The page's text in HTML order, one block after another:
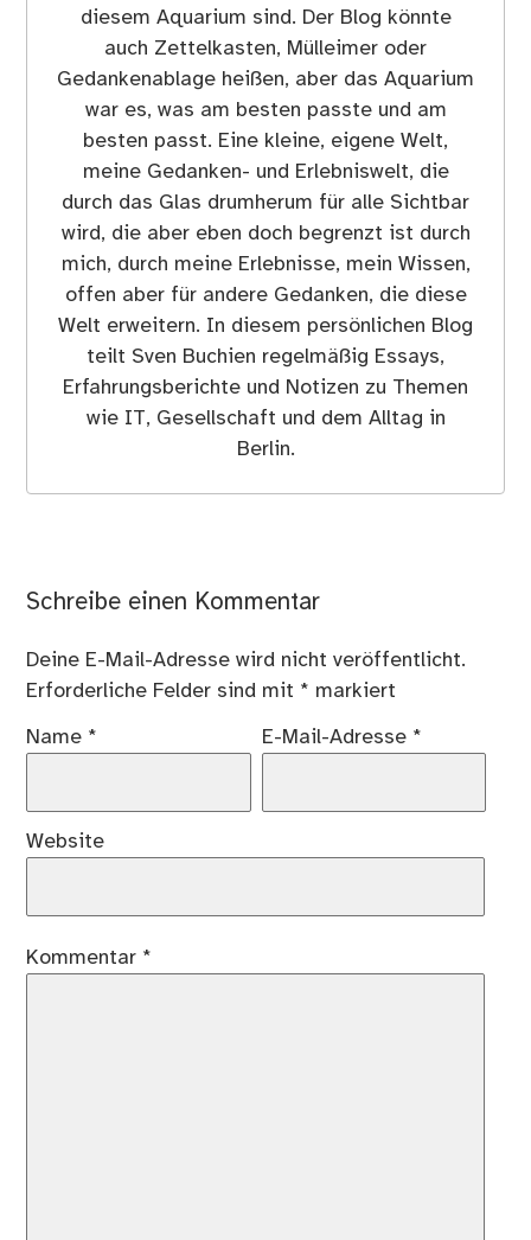
diesem Aquarium sind. Der Blog könnte
auch Zettelkasten, Mülleimer oder
Gedankenablage heißen, aber das Aquarium
war es, was am besten passte und am
besten passt. Eine kleine, eigene Welt,
meine Gedanken- und Erlebniswelt, die
durch das Glas drumherum für alle Sichtbar
wird, die aber eben doch begrenzt ist durch
mich, durch meine Erlebnisse, mein Wissen,
offen aber für andere Gedanken, die diese
Welt erweitern. In diesem persönlichen Blog
teilt Sven Buchien regelmäßig Essays,
Erfahrungsberichte und Notizen zu Themen
wie IT, Gesellschaft und dem Alltag in
Berlin.
Schreibe einen Kommentar
Deine E-Mail-Adresse wird nicht veröffentlicht.
Erforderliche Felder sind mit * markiert
Name * E-Mail-Adresse *
Website
Kommentar *